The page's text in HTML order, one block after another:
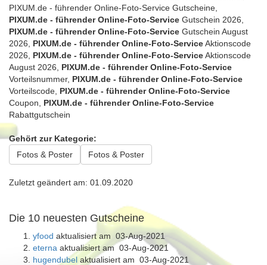
PIXUM.de - führender Online-Foto-Service Gutscheine,
PIXUM.de - führender Online-Foto-Service Gutschein 2026,
PIXUM.de - führender Online-Foto-Service Gutschein August
2026, PIXUM.de - führender Online-Foto-ServiceAktionscode
2026, PIXUM.de - führender Online-Foto-ServiceAktionscode
August 2026, PIXUM.de - führender Online-Foto-Service
Vorteilsnummer, PIXUM.de - führender Online-Foto-Service
Vorteilscode, PIXUM.de - führender Online-Foto-Service
Coupon, PIXUM.de - führender Online-Foto-Service
Rabattgutschein
Gehört zur Kategorie:
Fotos & Poster
Fotos & Poster
Zuletzt geändert am: 01.09.2020
Die 10 neuesten Gutscheine
yfood aktualisiert am 03-Aug-2021
eterna aktualisiert am 03-Aug-2021
hugendubel aktualisiert am 03-Aug-2021